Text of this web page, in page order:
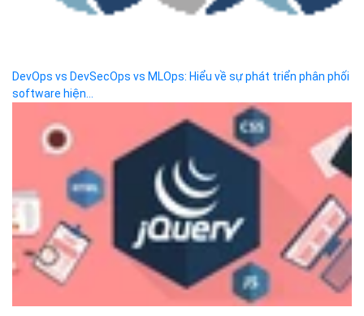
phường Thanh Xuân,
Thành phố Hà Nội.
Sở Kế hoạch và Đầu tư
cấp ngày 27/8/2015
SẢN PHẨM
Bizfly Cloud Server
Bizfly Cloud CDN
Bizfly Cloud Business Email